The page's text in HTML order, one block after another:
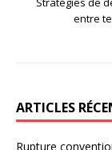
entre
ARTICLES
Rupture